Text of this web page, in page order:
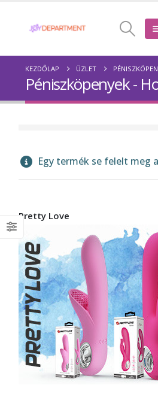
KEZDŐLAP ÜZLET
Péniszköpenyek -
Egy termék se felelt meg
Pretty Love